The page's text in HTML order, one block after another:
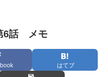
6話 メモ
はてブ